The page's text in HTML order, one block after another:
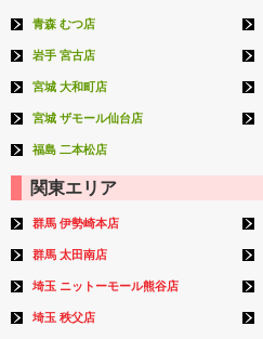
青森 むつ店
岩手 宮古店
宮城 大和町店
宮城 ザモール仙台店
福島 二本松店
関東エリア
群馬 伊勢崎本店
群馬 太田南店
埼玉 ニットーモール熊谷店
埼玉 秩父店